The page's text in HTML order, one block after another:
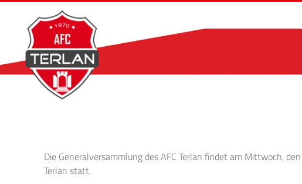
Zum
springen
Die Generalversammlung des AFC Terlan findet am Mittwoch,
Terlan statt.